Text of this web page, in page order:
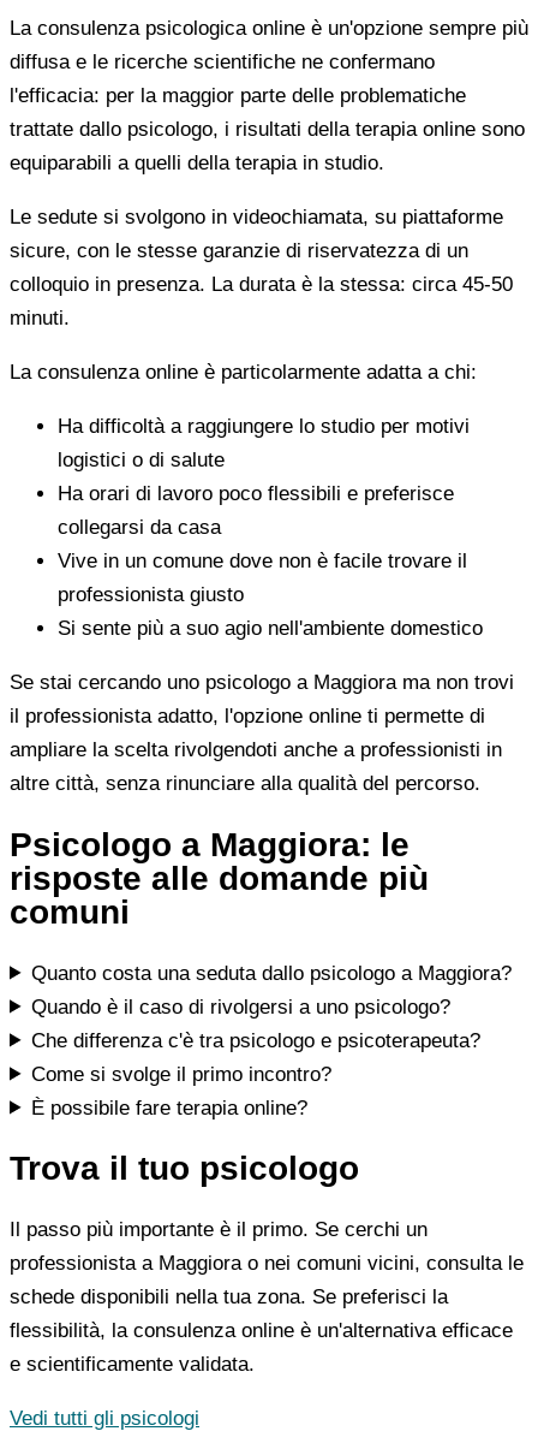
La consulenza psicologica online è un'opzione sempre più
diffusa e le ricerche scientifiche ne confermano
l'efficacia: per la maggior parte delle problematiche
trattate dallo psicologo, i risultati della terapia online sono
equiparabili a quelli della terapia in studio.
Le sedute si svolgono in videochiamata, su piattaforme
sicure, con le stesse garanzie di riservatezza di un
colloquio in presenza. La durata è la stessa: circa 45-50
minuti.
La consulenza online è particolarmente adatta a chi:
Ha difficoltà a raggiungere lo studio per motivi
logistici o di salute
Ha orari di lavoro poco flessibili e preferisce
collegarsi da casa
Vive in un comune dove non è facile trovare il
professionista giusto
Si sente più a suo agio nell'ambiente domestico
Se stai cercando uno psicologo a Maggiora ma non trovi
il professionista adatto, l'opzione online ti permette di
ampliare la scelta rivolgendoti anche a professionisti in
altre città, senza rinunciare alla qualità del percorso.
Psicologo a Maggiora: le
risposte alle domande più
comuni
Quanto costa una seduta dallo psicologo a Maggiora?
Quando è il caso di rivolgersi a uno psicologo?
Che differenza c'è tra psicologo e psicoterapeuta?
Come si svolge il primo incontro?
È possibile fare terapia online?
Trova il tuo psicologo
Il passo più importante è il primo. Se cerchi un
professionista a Maggiora o nei comuni vicini, consulta le
schede disponibili nella tua zona. Se preferisci la
flessibilità, la consulenza online è un'alternativa efficace
e scientificamente validata.
Vedi tutti gli psicologi